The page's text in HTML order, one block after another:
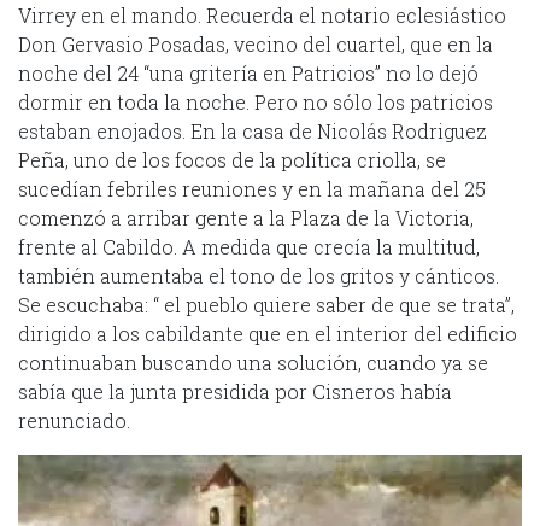
Virrey en el mando. Recuerda el notario eclesiástico
Don Gervasio Posadas, vecino del cuartel, que en la
noche del 24 “una gritería en Patricios” no lo dejó
dormir en toda la noche. Pero no sólo los patricios
estaban enojados. En la casa de Nicolás Rodriguez
Peña, uno de los focos de la política criolla, se
sucedían febriles reuniones y en la mañana del 25
comenzó a arribar gente a la Plaza de la Victoria,
frente al Cabildo. A medida que crecía la multitud,
también aumentaba el tono de los gritos y cánticos.
Se escuchaba: “ el pueblo quiere saber de que se trata”,
dirigido a los cabildante que en el interior del edificio
continuaban buscando una solución, cuando ya se
sabía que la junta presidida por Cisneros había
renunciado.